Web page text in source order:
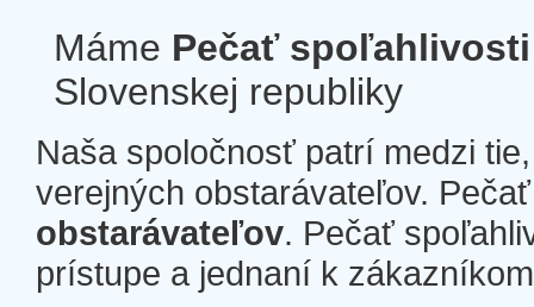
Máme Pečať spoľahlivosti
Slovenskej republiky
Naša spoločnosť patrí medzi
verejných obstarávateľov.
obstarávateľov. Pečať
prístupe a jednaní k